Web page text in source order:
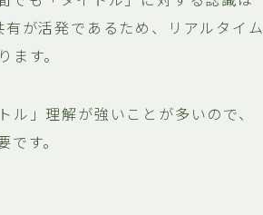
が活発であるため、リアルタイム
す。
」理解が強いことが多いので、
す。